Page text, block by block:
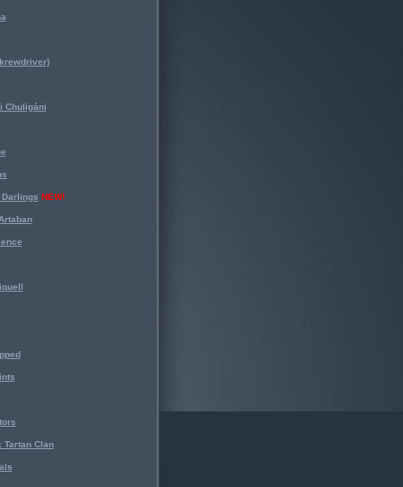
Chuligáni
NEW!
Tartan Clan